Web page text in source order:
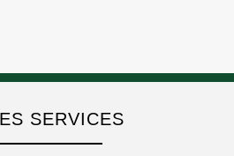
SERVICES